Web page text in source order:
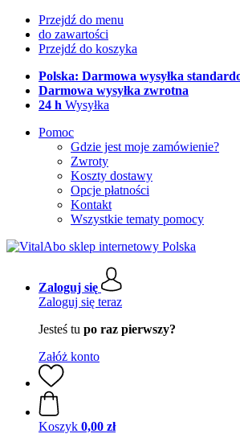
Przejdź do menu
do zawartości
Przejdź do koszyka
Polska: Darmowa wysyłka
Darmowa wysyłka zwrotna
24 h Wysyłka
Pomoc
Gdzie jest moje zamówienie?
Zwroty
Koszty dostawy
Opcje płatności
Kontakt
Wszystkie tematy pomocy
Zaloguj się
Zaloguj się teraz
Jesteś tu po raz pierwszy?
Załóż konto
Koszyk 0,00 zł